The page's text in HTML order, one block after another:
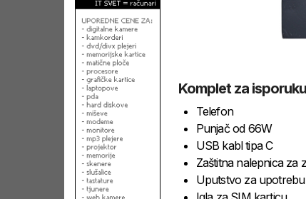
Komplet za isporuku
Telefon
Punjač od 66W
USB kabl tipa C
Zaštitna nalepnica za
Uputstvo za upotrebu